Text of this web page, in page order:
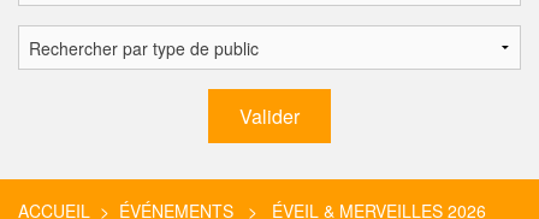
ACCUEIL > ÉVÉNEMENTS > ÉVEIL & MERVEILLES 2026